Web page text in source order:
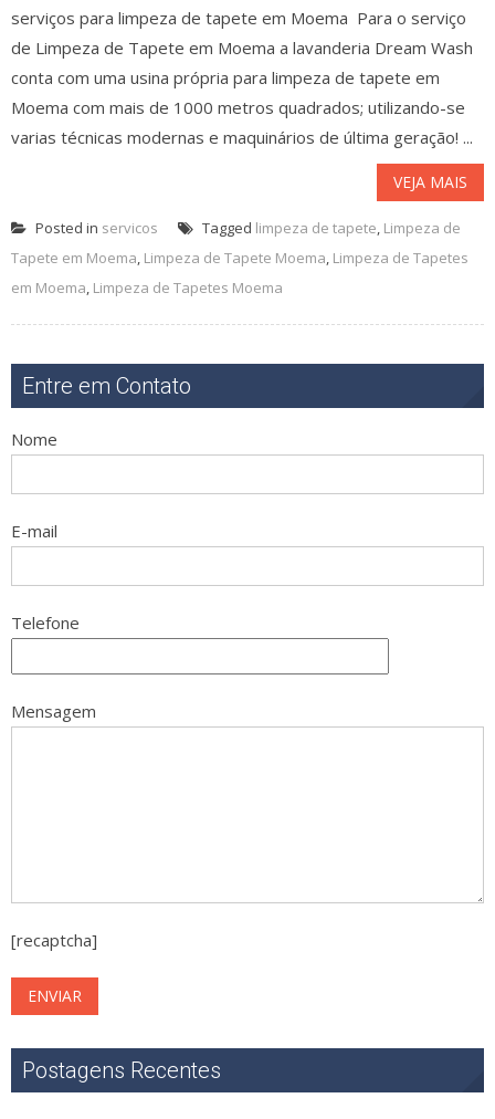
serviços para limpeza de tapete em Moema Para o serviço
de Limpeza de Tapete em Moema a lavanderia Dream Wash
conta com uma usina própria para limpeza de tapete em
Moema com mais de 1000 metros quadrados; utilizando-se
varias técnicas modernas e maquinários de última geração! ...
VEJA MAIS
Posted in servicos Tagged limpeza de tapete, Limpeza de
Tapete em Moema, Limpeza de Tapete Moema, Limpeza de Tapetes
em Moema, Limpeza de Tapetes Moema
Entre em Contato
Nome
E-mail
Telefone
Mensagem
[recaptcha]
Postagens Recentes